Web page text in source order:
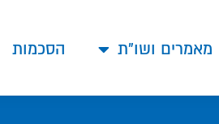
מאמרים ושו"ת הסכמות